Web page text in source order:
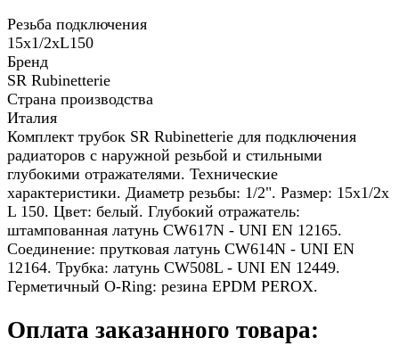
Резьба подключения
15х1/2хL150
Бренд
SR Rubinetterie
Страна производства
Италия
Комплект трубок SR Rubinetterie для подключения
радиаторов с наружной резьбой и стильными
глубокими отражателями. Технические
характеристики. Диаметр резьбы: 1/2". Размер: 15х1/2х
L 150. Цвет: белый. Глубокий отражатель:
штампованная латунь CW617N - UNI EN 12165.
Соединение: прутковая латунь CW614N - UNI EN
12164. Трубка: латунь CW508L - UNI EN 12449.
Герметичный O-Ring: резина EPDM PEROX.
Оплата заказанного товара: